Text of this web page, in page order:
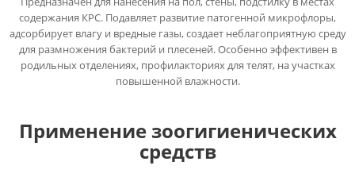
содержания КРС. Подавляет развитие патогенной микрофлоры,
адсорбирует влагу и вредные газы, создает неблагоприятную среду
для размножения бактерий и плесеней. Особенно эффективен в
родильных отделениях, профилакториях для телят, на участках
повышенной влажности.
Применение зоогигиенических
средств